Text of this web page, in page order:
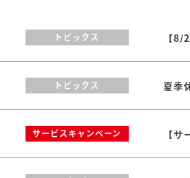
トピックス
トピックス 夏季
サービスキャンペーン 【